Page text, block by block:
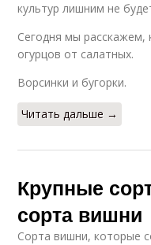
культур лишним не
Сегодня мы расскажем,
огурцов от салатных.
Ворсинки и бугорки.
Читать дальше →
Крупные
сорта вишни
Сорта вишни, которые